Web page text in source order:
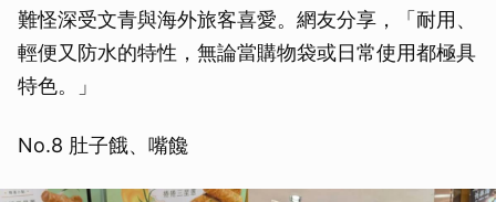
難怪深受文青與海外旅客喜愛。網友分享，「耐用、
輕便又防水的特性，無論當購物袋或日常使用都極具
特色。」
No.8 肚子餓、嘴饞